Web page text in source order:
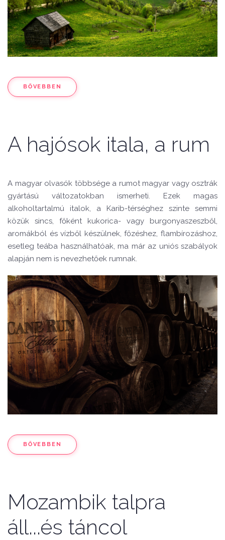
BŐVEBBEN
A hajósok itala, a rum
A magyar olvasók többsége a rumot magyar vagy osztrák
gyártású változatokban ismerheti. Ezek magas
alkoholtartalmú italok, a Karib-térséghez szinte semmi
közük sincs, főként kukorica- vagy burgonyaszeszből,
aromákból és vízből készülnek, főzéshez, flambírozáshoz,
esetleg teába használhatóak, ma már az uniós szabályok
alapján nem is nevezhetőek rumnak.
BŐVEBBEN
Mozambik talpra
áll...és táncol